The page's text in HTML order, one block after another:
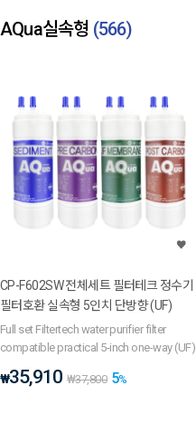
AQua실속형 (566)
CP-F602SW 전체세트 필터테크 정수기
필터호환 실속형 5인치 단방향 (UF)
Full set Filtertech water purifier filter
compatible practical 5-inch one-way (UF)
₩35,910 ₩37,800 5%